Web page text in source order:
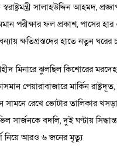
সালাহউদ্দিন আহমদ,
পরীক্ষার ফল প্রকাশ, পাসের
ক্ষতিগ্রস্তদের হাতে নতুন ঘরের
মিনারে ঝুলছিল কিশোরের মরদেহ
পেয়ারাবাজারে মার্কিন
সামনে রেখে ভোটার তালিকার
সার্জনকে বদলি, দুই ঘণ্টায় সিদ্ধান্ত
নিয়ে আরও ৬ জনের মৃত্যু